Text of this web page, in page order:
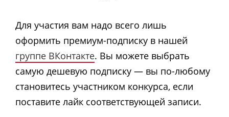
Для участия вам надо всего лишь
оформить премиум-подписку в нашей
группе ВКонтакте. Вы можете выбрать
самую дешевую подписку — вы по-любому
становитесь участником конкурса, если
поставите лайк соответствующей записи.